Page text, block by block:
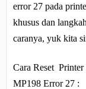
error 27 pada
khusus dan
caranya, yuk kita
Cara Reset Printer
MP198 Error 27 :